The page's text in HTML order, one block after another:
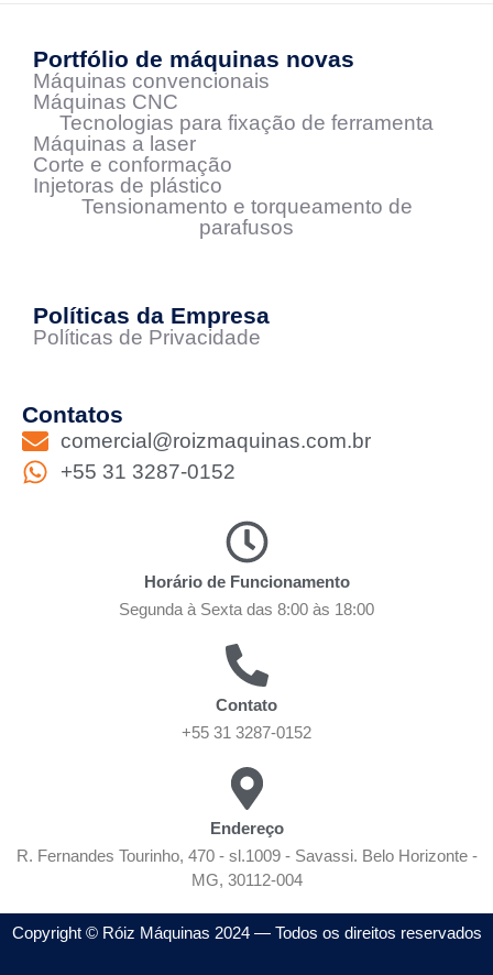
Portfólio de máquinas novas
Máquinas convencionais
Máquinas CNC
Tecnologias para fixação de ferramenta
Máquinas a laser
Corte e conformação
Injetoras de plástico
Tensionamento e torqueamento de
parafusos
Políticas da Empresa
Políticas de Privacidade
Contatos
comercial@roizmaquinas.com.br
+55 31 3287-0152
Horário de Funcionamento
Segunda à Sexta das 8:00 às 18:00
Contato
+55 31 3287-0152
Endereço
R. Fernandes Tourinho, 470 - sl.1009 - Savassi. Belo Horizonte -
MG, 30112-004
Copyright © Róiz Máquinas 2024 — Todos os direitos reservados